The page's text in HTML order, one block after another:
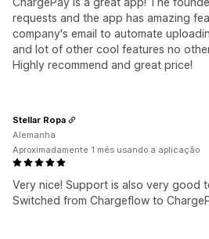
requests and the app has amazing
company's email to automate
and lot of other cool features no
Highly recommend and great price!
Very nice! Support is also very good
Switched from Chargeflow to
Stellar Ropa
Alemanha
Aproximadamente 1 mês usando a aplicação